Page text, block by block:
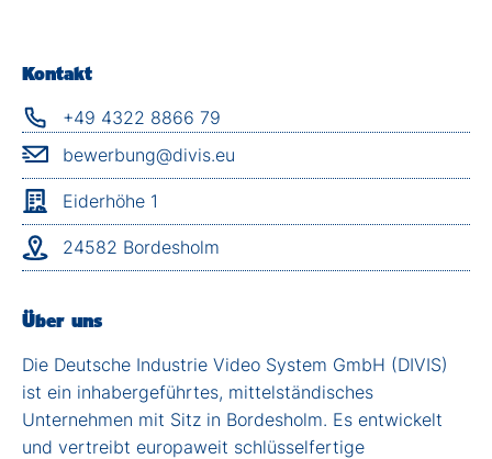
Über uns
Die Deutsche Industrie Video System GmbH (DIVIS)
ist ein inhabergeführtes, mittelständisches
Unternehmen mit Sitz in Bordesholm. Es entwickelt
und vertreibt europaweit schlüsselfertige
Kontakt
+49 4322 8866 79
bewerbung@divis.eu
Eiderhöhe 1
24582 Bordesholm